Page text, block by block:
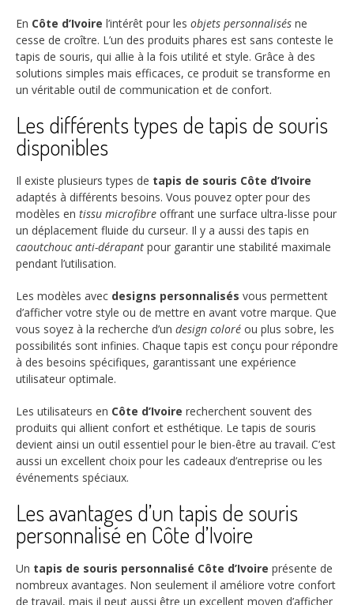
En Côte d’Ivoire l’intérêt pour les objets personnalisés ne
cesse de croître. L’un des produits phares est sans conteste le
tapis de souris, qui allie à la fois utilité et style. Grâce à des
solutions simples mais efficaces, ce produit se transforme en
un véritable outil de communication et de confort.
Les différents types de tapis de souris
disponibles
Il existe plusieurs types de tapis de souris Côte d’Ivoire
adaptés à différents besoins. Vous pouvez opter pour des
modèles en tissu microfibre offrant une surface ultra-lisse pour
un déplacement fluide du curseur. Il y a aussi des tapis en
caoutchouc anti-dérapant pour garantir une stabilité maximale
pendant l’utilisation.
Les modèles avec designs personnalisés vous permettent
d’afficher votre style ou de mettre en avant votre marque. Que
vous soyez à la recherche d’un design coloré ou plus sobre, les
possibilités sont infinies. Chaque tapis est conçu pour répondre
à des besoins spécifiques, garantissant une expérience
utilisateur optimale.
Les utilisateurs en Côte d’Ivoire recherchent souvent des
produits qui allient confort et esthétique. Le tapis de souris
devient ainsi un outil essentiel pour le bien-être au travail. C’est
aussi un excellent choix pour les cadeaux d’entreprise ou les
événements spéciaux.
Les avantages d’un tapis de souris
personnalisé en Côte d’Ivoire
Un tapis de souris personnalisé Côte d’Ivoire présente de
nombreux avantages. Non seulement il améliore votre confort
de travail, mais il peut aussi être un excellent moyen d’afficher